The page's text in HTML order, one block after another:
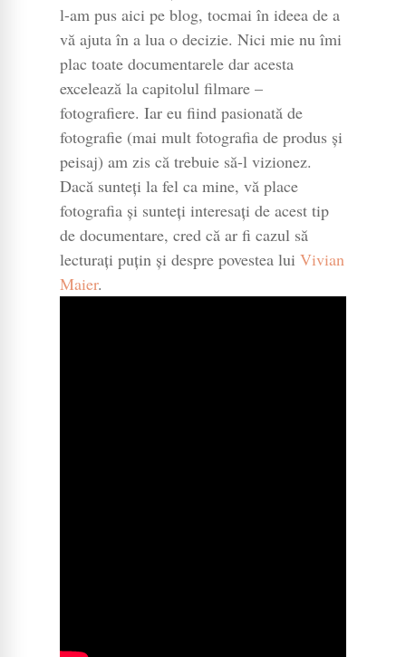
l-am pus aici pe blog, tocmai în ideea de a
vă ajuta în a lua o decizie. Nici mie nu îmi
plac toate documentarele dar acesta
excelează la capitolul filmare –
fotografiere. Iar eu fiind pasionată de
fotografie (mai mult fotografia de produs și
peisaj) am zis că trebuie să-l vizionez.
Dacă sunteți la fel ca mine, vă place
fotografia și sunteți interesați de acest tip
de documentare, cred că ar fi cazul să
lecturați puțin și despre povestea lui Vivian
Maier.